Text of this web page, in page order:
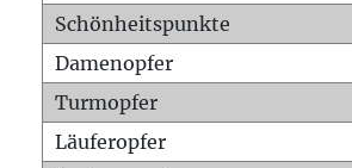
Schönheitspunkte
Damenopfer
Turmopfer
Läuferopfer